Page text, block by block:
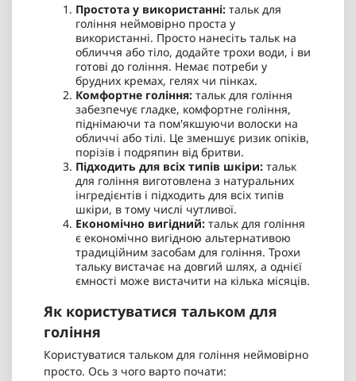
Простота у використанні: тальк для
гоління неймовірно проста у
використанні. Просто нанесіть тальк на
обличчя або тіло, додайте трохи води, і ви
готові до гоління. Немає потреби у
брудних кремах, гелях чи пінках.
Комфортне гоління: тальк для гоління
забезпечує гладке, комфортне гоління,
піднімаючи та пом'якшуючи волоски на
обличчі або тілі. Це зменшує ризик опіків,
порізів і подряпин від бритви.
Підходить для всіх типів шкіри: тальк
для гоління виготовлена з натуральних
інгредієнтів і підходить для всіх типів
шкіри, в тому числі чутливої.
Економічно вигідний: тальк для гоління
є економічно вигідною альтернативою
традиційним засобам для гоління. Трохи
тальку вистачає на довгий шлях, а однієї
ємності може вистачити на кілька місяців.
Як користуватися тальком для
гоління
Користуватися тальком для гоління неймовірно
просто. Ось з чого варто почати: